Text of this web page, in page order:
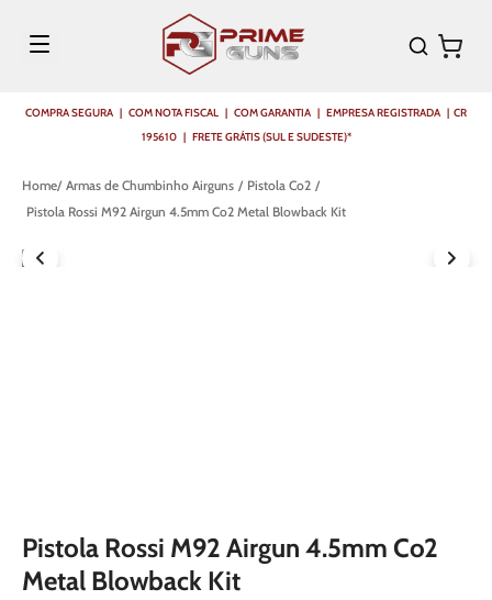
COMPRA SEGURA | COM NOTA FISCAL | COM GARANTIA | EMPRESA REGISTRADA | CR
195610 | FRETE GRÁTIS (SUL E SUDESTE)*
Armas de Chumbinho Airguns
Pistola Co2
Pistola Rossi M92 Airgun 4.5mm Co2 Metal Blowback Kit
Pistola Rossi M92 Airgun 4.5mm Co2
Metal Blowback Kit